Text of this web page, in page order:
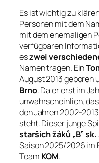
Es ist wichtig zu
Personen mit dem
mit dem ehemaligen
verfügbaren
eszwei
Namen tragen. Ein
August 2013 geboren
Brno. Da er erst im
unwahrscheinlich,
den Jahren 2002-
steht. Dieser junge
starších žáků „B” sk.
Saison 2025/2026 im
Team KOM.